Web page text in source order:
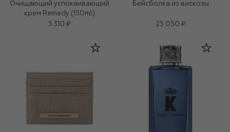
Очищающий успокаивающий
крем Remedy (150ml)
5 310 ₽
Бейсболка из вискозы
25 050 ₽